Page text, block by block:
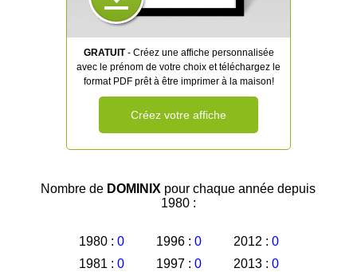
GRATUIT- Créez une affiche personnalisée
avec le prénom de votre choix et téléchargez le
format PDF prêt à être imprimer à la maison!
Créez votre affiche
Nombre de DOMINIX pour chaque année depuis
1980 :
1980 : 0
1981 : 0
1996 : 0
1997 : 0
2012 : 0
2013 : 0